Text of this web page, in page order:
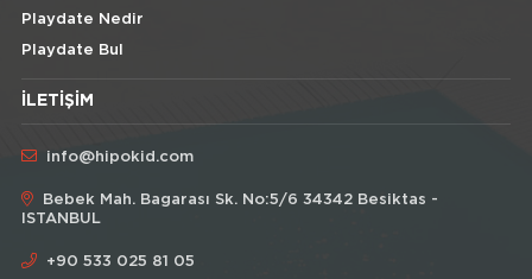
Playdate Nedir
Playdate Bul
İLETIŞIM
info@hipokid.com
Bebek Mah. Bagarası Sk. No:5/6 34342 Besiktas -
ISTANBUL
+90 533 025 81 05